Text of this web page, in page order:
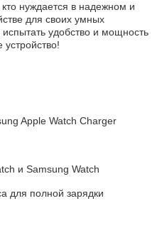
нуждается в надежном и
для своих умных
удобство и мощность
Apple Watch Charger
и Samsung Watch
для полной зарядки